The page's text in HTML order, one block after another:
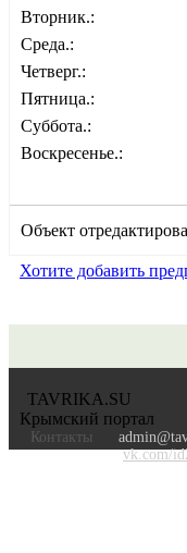
Вторник.:
Среда.:
Четверг.:
Пятница.:
Суббота.:
Воскресенье.:
Объект
Хотите добавить
TAVRIKA.SU
Крымский портал
Контакты
vk.com/